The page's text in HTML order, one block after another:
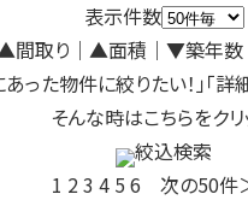
表示件数
間取り ｜ ▲面積 ｜ ▼築年数
った物件に絞りたい！」「
そんな時はこちらをクリ
絞込検索
1 23 4 5 6
次の50件